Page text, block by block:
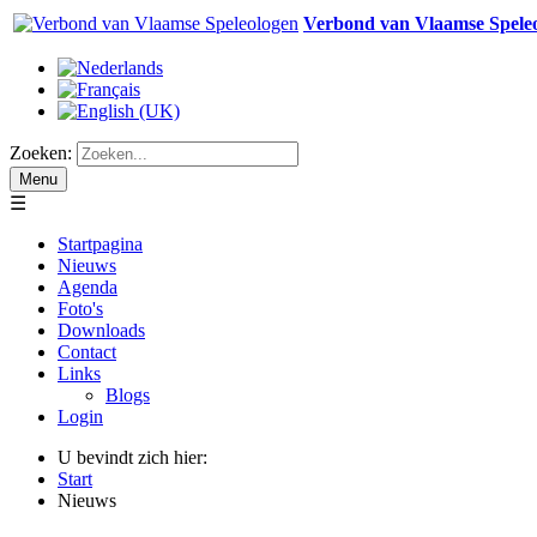
Verbond van Vlaamse
Zoeken:
Menu
☰
Startpagina
Nieuws
Agenda
Foto's
Downloads
Contact
Links
Blogs
Login
U bevindt zich hier:
Start
Nieuws